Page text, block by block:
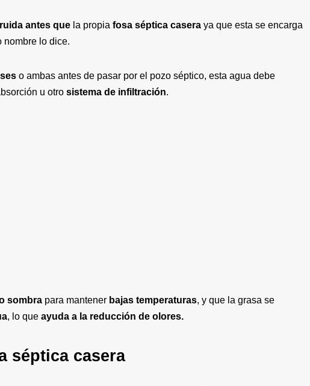
antes que la propia fosa séptica casera ya que esta se encarga
nombre lo dice.
o ambas antes de pasar por el pozo séptico, esta agua debe
u otro sistema de infiltración.
sombra para mantener bajas temperaturas, y que la grasa se
, lo que ayuda a la reducción de olores.
séptica casera